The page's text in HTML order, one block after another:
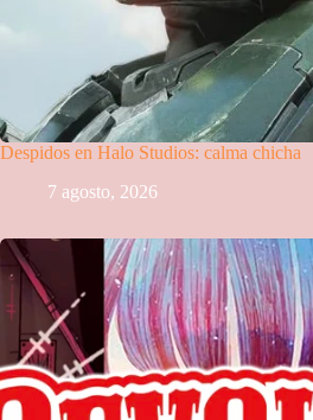
Despidos en Halo Studios: calma chicha
7 agosto, 2026